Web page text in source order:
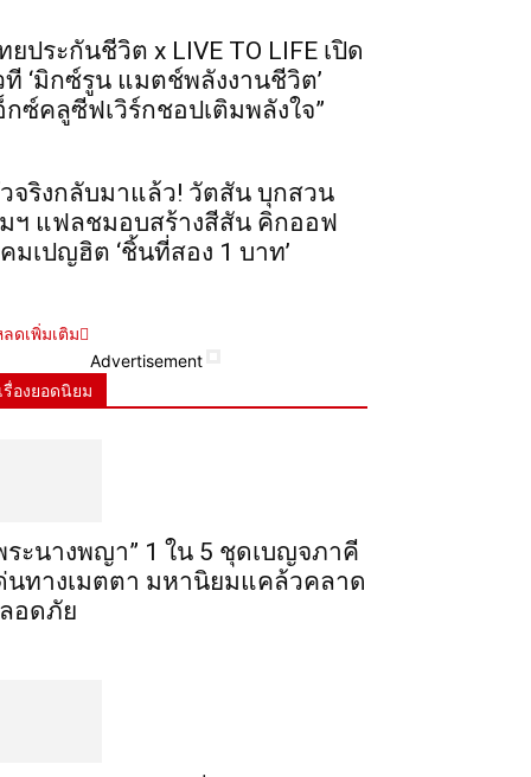
ยประกันชีวิต x LIVE TO LIFE เปิด
ที ‘มิกซ์รูน แมตช์พลังงานชีวิต’
กซ์คลูซีฟเวิร์กชอปเติมพลังใจ”
จริงกลับมาแล้ว! วัตสัน บุกสวน
ฯ แฟลชมอบสร้างสีสัน คิกออฟ
มเปญฮิต ‘ชิ้นที่สอง 1 บาท’
ดเพิ่มเติม
Advertisement
เรื่องยอดนิยม
ระ​นาง​พญา” 1 ใน 5​ ชุดเบญจ​ภาคี​
นทางเมตตา​ มหา​นิยม​แคล้วคลาด​
อดภัย​